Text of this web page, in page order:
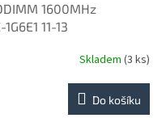
1600MHz
11-13
Skladem (3 ks)
Do košíku